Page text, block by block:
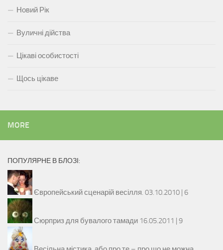
Новий Рік
Вуличні дійства
Цікаві особистості
Щось цікаве
MORE
ПОПУЛЯРНЕ В БЛОЗІ:
Європейський сценарій весілля. 03.10.2010 | 6
Сюрприз для бувалого тамади 16.05.2011 | 9